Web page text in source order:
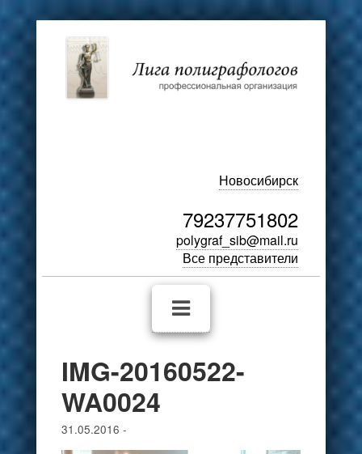
Новосибирск
79237751802
polygraf_sib@mail.ru
Все представители
IMG-20160522-
WA0024
31.05.2016 -